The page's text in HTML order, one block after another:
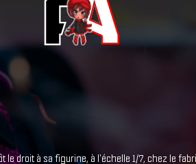
le droit à sa figurine, à l'échelle 1/7, chez le